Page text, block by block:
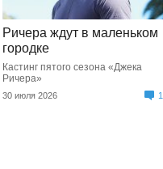
Ричера ждут в маленьком
городке
Кастинг пятого сезона «Джека
Ричера»
30 июля 2026 1